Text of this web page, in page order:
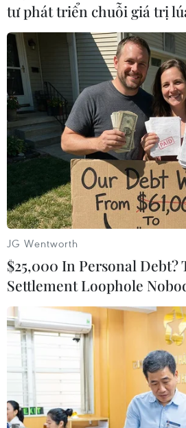
Quảng Trị: Xác cá heo
nặng 150kg trôi dạt vào
biển Nhật Lệ
Xác cá heo 150kg trôi dạt vào
biển Nhật Lệ được chôn cất
tín ngưỡng ngư dân, thể hiện
niềm tin linh thiêng về loài cá
Ông.
tư phát triển chuỗi giá trị
JG Wentworth
$25,000 In Personal Debt?
Settlement Loophole